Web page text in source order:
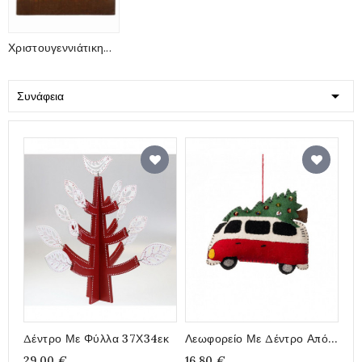
Χριστουγεννιάτικη...
Συνάφεια 
Δέντρο Με Φύλλα 37Χ34εκ
Λεωφορείο Με Δέντρο Από
Φελτ 11x14εκ